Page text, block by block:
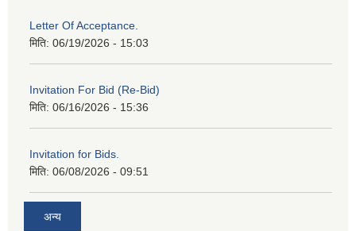
Letter Of Acceptance.
मिति: 06/19/2026 - 15:03
Invitation For Bid (Re-Bid)
मिति: 06/16/2026 - 15:36
Invitation for Bids.
मिति: 06/08/2026 - 09:51
अन्य